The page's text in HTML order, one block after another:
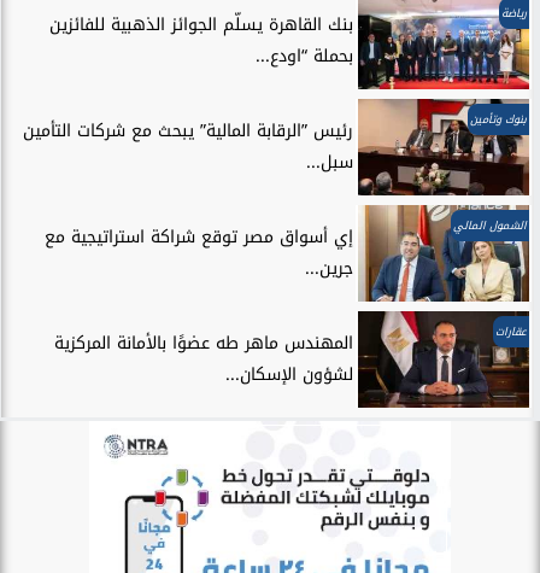
رياضة
بنك القاهرة يسلّم الجوائز الذهبية للفائزين
بحملة “اودع...
بنوك وتأمين
رئيس ”الرقابة المالية” يبحث مع شركات التأمين
سبل...
الشمول المالي
إي أسواق مصر توقع شراكة استراتيجية مع
جرين...
عقارات
المهندس ماهر طه عضوًا بالأمانة المركزية
لشؤون الإسكان...